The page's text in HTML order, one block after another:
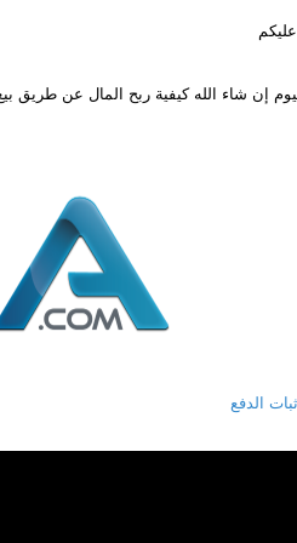
إن شاء الله كيفية ربح المال عن طريق
الدفع